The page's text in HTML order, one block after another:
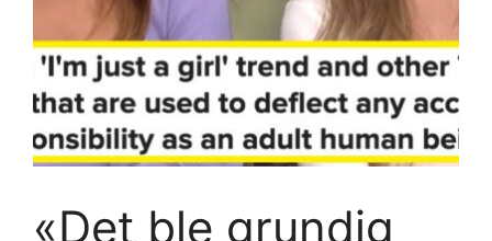
«Det ble grundig